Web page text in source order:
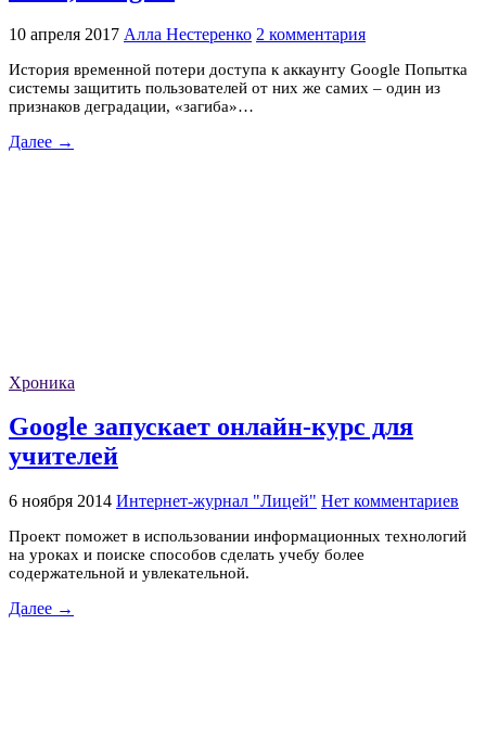
10 апреля 2017 Алла Нестеренко 2 комментария
История временной потери доступа к аккаунту Google Попытка
системы защитить пользователей от них же самих – один из
признаков деградации, «загиба»…
Далее →
Хроника
Google запускает онлайн-курс для
учителей
6 ноября 2014 Интернет-журнал "Лицей" Нет комментариев
Проект поможет в использовании информационных технологий
на уроках и поиске способов сделать учебу более
содержательной и увлекательной.
Далее →